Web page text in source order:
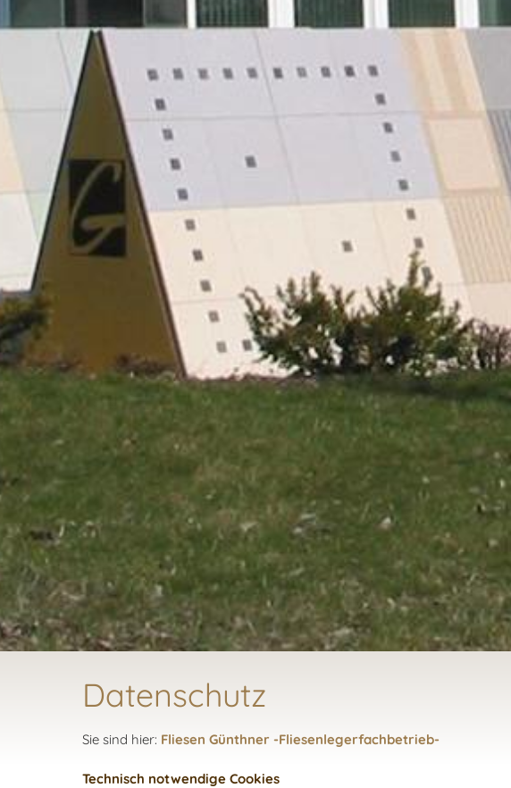
Datenschutz
Sie sind hier: Fliesen Günthner -Fliesenlegerfachbetrieb-
Technisch notwendige Cookies